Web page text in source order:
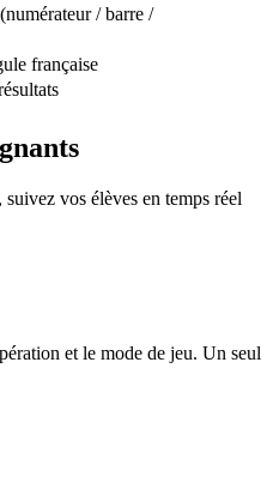
/ barre /
française
vos élèves en temps réel
et le mode de jeu. Un seul